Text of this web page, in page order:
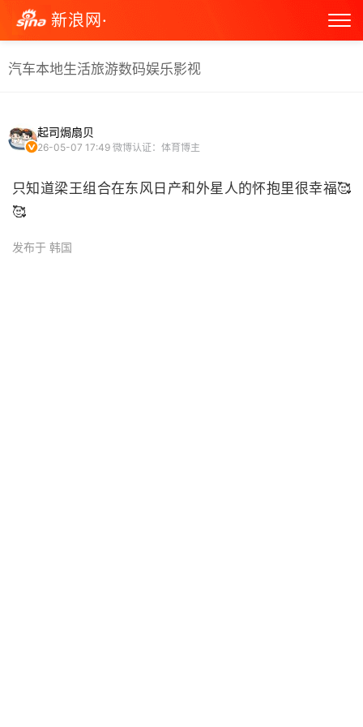
新浪网·
汽车本地生活旅游数码娱乐影视
起司焗扇贝
26-05-07 17:49 微博认证：体育博主
只知道梁王组合在东风日产和外星人的怀抱里很幸福🥰
🥰 ​
发布于 韩国